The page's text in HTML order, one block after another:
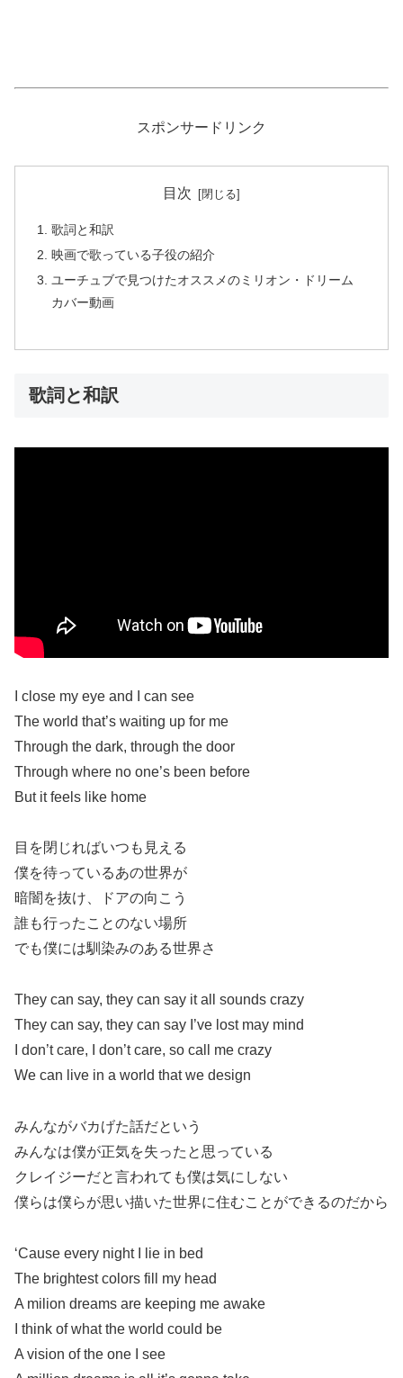
スポンサードリンク
目次
歌詞と和訳
映画で歌っている子役の紹介
ユーチュブで見つけたオススメのミリオン・ドリーム
カバー動画
歌詞と和訳
I close my eye and I can see
The world that’s waiting up for me
Through the dark, through the door
Through where no one’s been before
But it feels like home
目を閉じればいつも見える
僕を待っているあの世界が
暗闇を抜け、ドアの向こう
誰も行ったことのない場所
でも僕には馴染みのある世界さ
They can say, they can say it all sounds crazy
They can say, they can say I’ve lost may mind
I don’t care, I don’t care, so call me crazy
We can live in a world that we design
みんながバカげた話だという
みんなは僕が正気を失ったと思っている
クレイジーだと言われても僕は気にしない
僕らは僕らが思い描いた世界に住むことができるのだから
‘Cause every night I lie in bed
The brightest colors fill my head
A milion dreams are keeping me awake
I think of what the world could be
A vision of the one I see